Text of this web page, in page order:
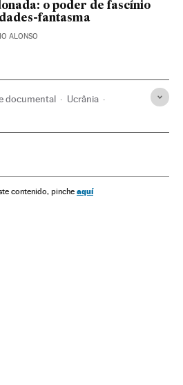
o poder de fascínio
fantasma
ALONSO
documental Ucrânia
Meios comunicação
contenido, pinche aquí